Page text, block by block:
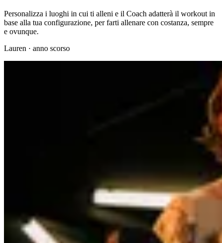
Personalizza i luoghi in cui ti alleni e il Coach adatterà il workout in
base alla tua configurazione, per farti allenare con costanza, sempre
e ovunque.
Lauren · anno scorso